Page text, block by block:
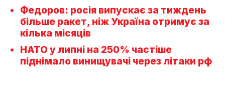
Федоров: росія випускає за тиждень
більше ракет, ніж Україна отримує за
кілька місяців
НАТО у липні на 250% частіше
піднімало винищувачі через літаки рф